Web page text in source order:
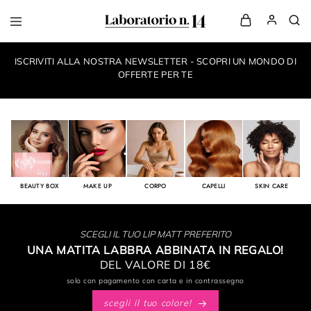
LaboratorioN14
your
make-
ISCRIVITI ALLA NOSTRA NEWSLETTER - SCOPRI UN MONDO DI
OFFERTE PER TE
BEAUTY BOX MAKE UP CORPO CAPELLI SKIN CARE
SCEGLI IL TUO LIP MATT PREFERITO
UNA MATITA LABBRA ABBINATA IN REGALO!
DEL VALORE DI 18€
solo con pagamento con carta e in contrassegno
scegli il tuo colore!